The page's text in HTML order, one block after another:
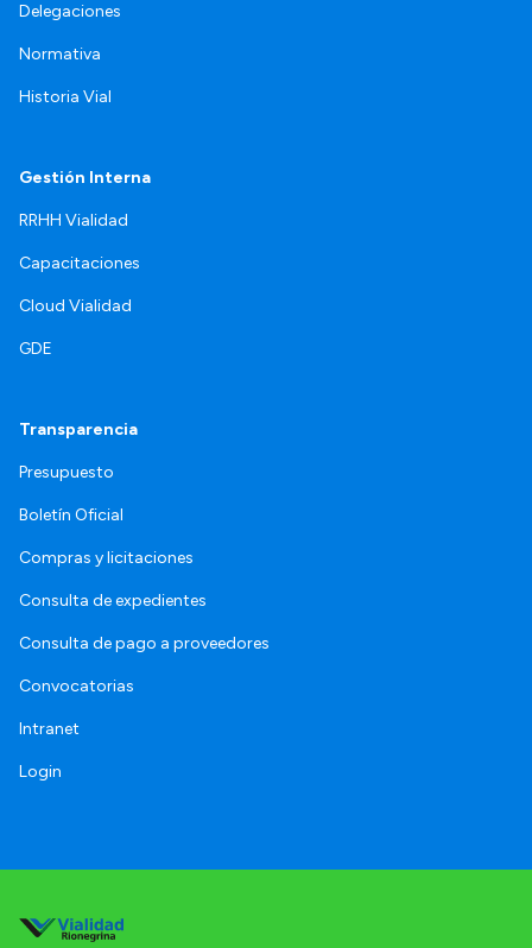
Delegaciones
Normativa
Historia Vial
Gestión Interna
RRHH Vialidad
Capacitaciones
Cloud Vialidad
GDE
Transparencia
Presupuesto
Boletín Oficial
Compras y licitaciones
Consulta de expedientes
Consulta de pago a proveedores
Convocatorias
Intranet
Login